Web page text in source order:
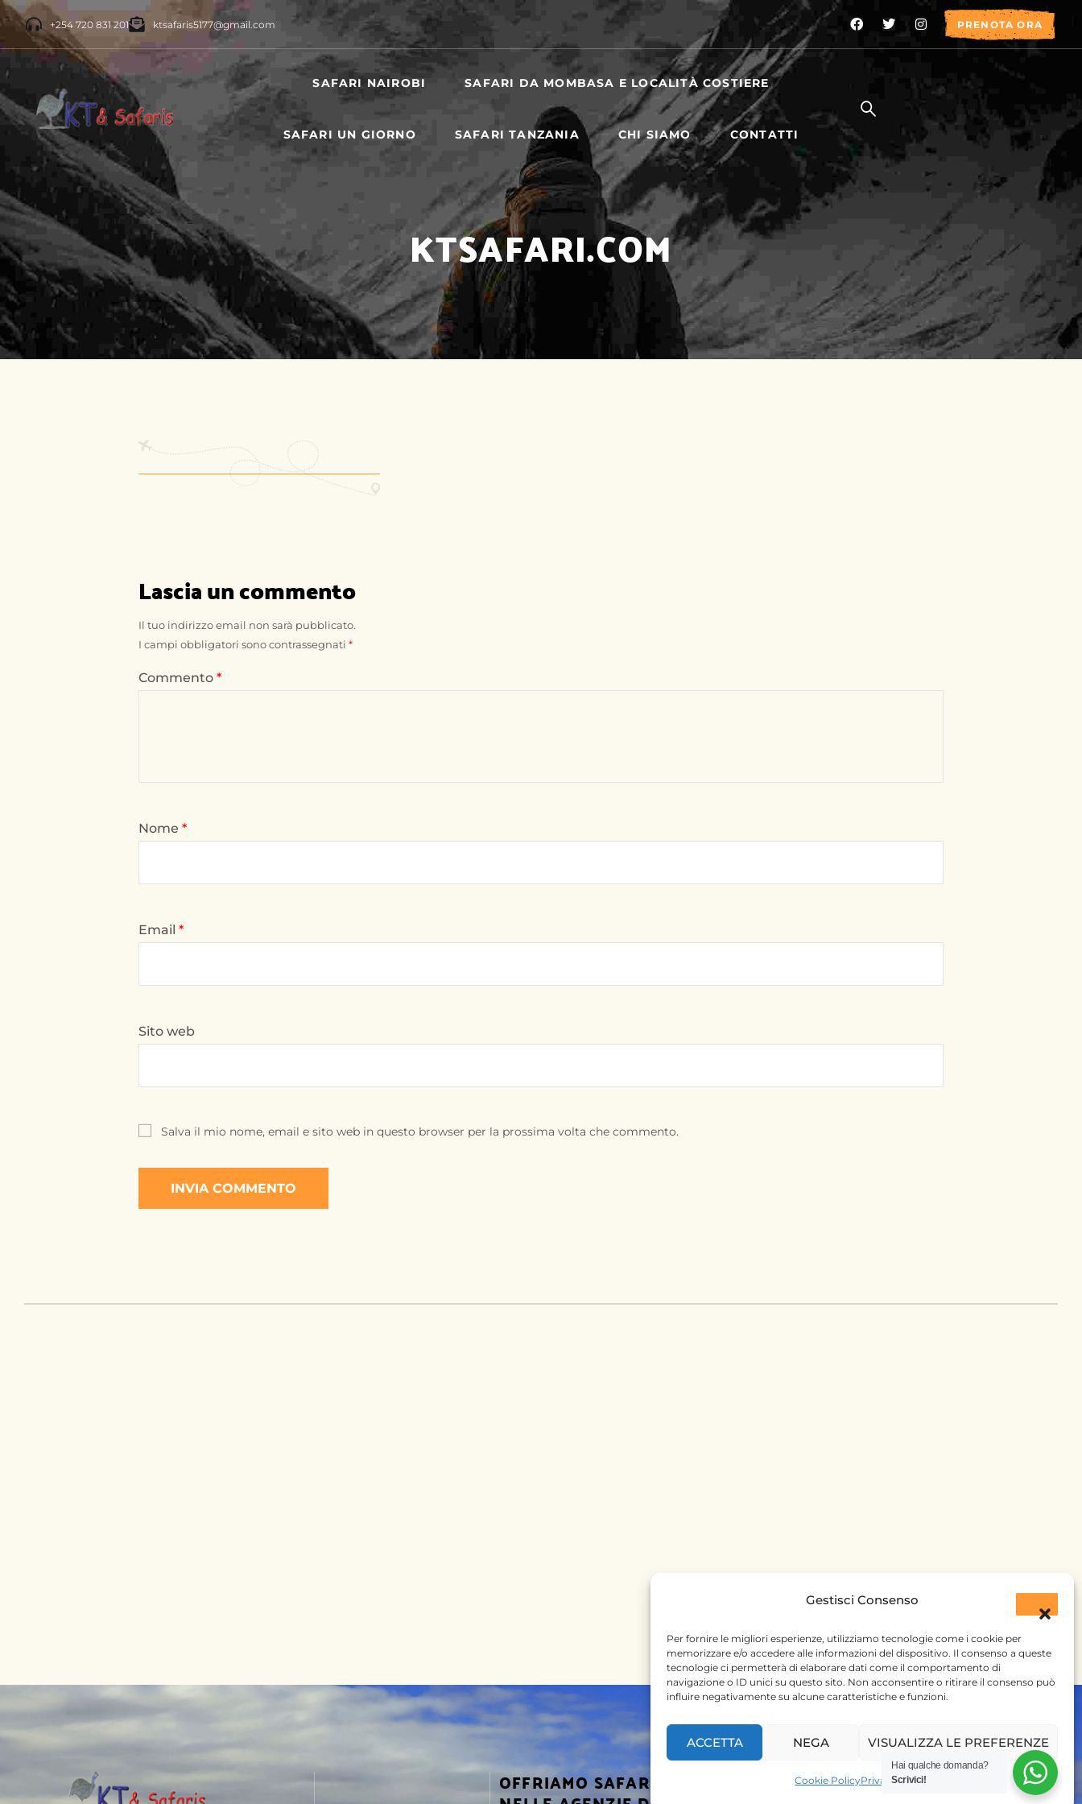
Gestisci Consenso
Per fornire le migliori esperienze, utilizziamo tecnologie come i cookie per
memorizzare e/o accedere alle informazioni del dispositivo. Il consenso a queste
tecnologie ci permetterà di elaborare dati come il comportamento di
navigazione o ID unici su questo sito. Non acconsentire o ritirare il consenso può
influire negativamente su alcune caratteristiche e funzioni.
ACCETTA NEGA VISUALIZZA LE PREFERENZE
Cookie PolicyPrivacy Policy
+254 720 831 201 ktsafaris5177@gmail.com PRENOTA ORA
SAFARI NAIROBI SAFARI DA MOMBASA E LOCALITÀ COSTIERE
SAFARI UN GIORNO SAFARI TANZANIA CHI SIAMO CONTATTI
KTSAFARI.COM
Lascia un commento
Il tuo indirizzo email non sarà pubblicato.
I campi obbligatori sono contrassegnati *
Commento *
Nome *
Email *
Sito web
Salva il mio nome, email e sito web in questo browser per la prossima volta che commento.
OFFRIAMO SAFARI
Hai qualche domanda?
Scrivici!